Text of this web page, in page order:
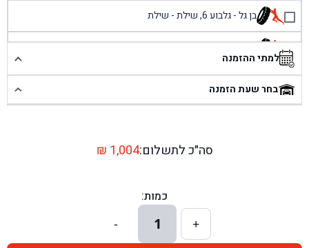
בן גל - גלבוע 6, שילת - שילת
בן גל - פוריידיס, כניסה צפונית מול כביש 4 - פרדיס
בן גל - שכונת אזור תעשייה זעירה, עיילבון - עיילבון
בן גל - דרך השבעה 20, אזור - אזור
בן גל - הרצל 6, גדרה - גדרה
בן גל - שדרות דוד בן גוריון 8, באר שבע - באר שבע
למתי ההזמנה
בחר שעת הזמנה
סה״כ לתשלום: ₪ 1,004
כמות:
+
1
-